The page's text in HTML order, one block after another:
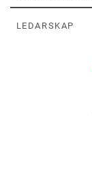
LEDARSKAP